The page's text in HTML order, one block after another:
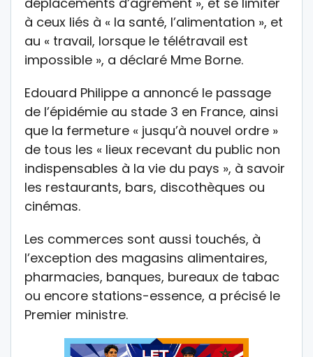
à ceux liés à « la santé, l’alimentation », et
au « travail, lorsque le télétravail est
impossible », a déclaré Mme Borne.
Edouard Philippe a annoncé le passage
de l’épidémie au stade 3 en France, ainsi
que la fermeture « jusqu’à nouvel ordre »
de tous les « lieux recevant du public non
indispensables à la vie du pays », à savoir
les restaurants, bars, discothèques ou
cinémas.
Les commerces sont aussi touchés, à
l’exception des magasins alimentaires,
pharmacies, banques, bureaux de tabac
ou encore stations-essence, a précisé le
Premier ministre.